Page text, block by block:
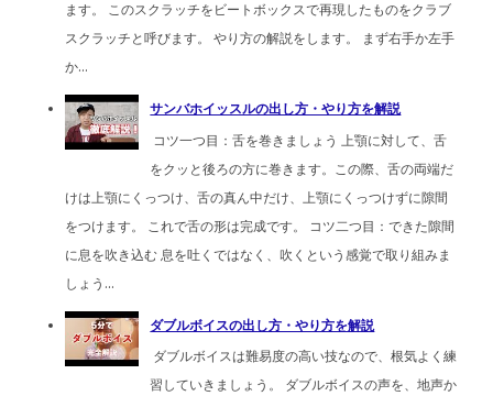
ます。 このスクラッチをビートボックスで再現したものをクラブ
スクラッチと呼びます。 やり方の解説をします。 まず右手か左手
か...
サンバホイッスルの出し方・やり方を解説
コツ一つ目：舌を巻きましょう 上顎に対して、舌
をクッと後ろの方に巻きます。この際、舌の両端だ
けは上顎にくっつけ、舌の真ん中だけ、上顎にくっつけずに隙間
をつけます。 これで舌の形は完成です。 コツ二つ目：できた隙間
に息を吹き込む 息を吐くではなく、吹くという感覚で取り組みま
しょう...
ダブルボイスの出し方・やり方を解説
ダブルボイスは難易度の高い技なので、根気よく練
習していきましょう。 ダブルボイスの声を、地声か